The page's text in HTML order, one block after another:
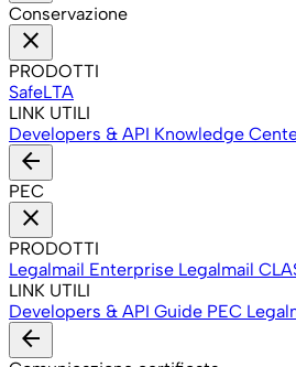
Conservazione
close
PRODOTTI
SafeLTA
LINK UTILI
Developers & API Knowledge
arrow_back
PEC
close
PRODOTTI
Legalmail Enterprise Legalmail
LINK UTILI
Developers & API Guide PEC
arrow_back